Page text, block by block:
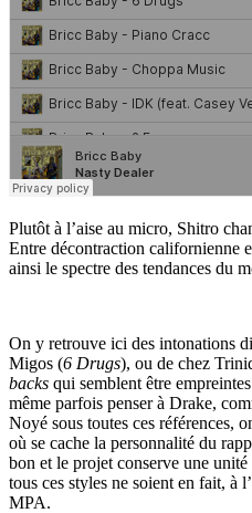
Plutôt à l’aise au micro, Shitro
Entre décontraction californienne
ainsi le spectre des tendances du
On y retrouve ici des intonations
Migos (6 Drugs), ou de chez
backs qui semblent être
même parfois penser à Drake,
Noyé sous toutes ces références,
où se cache la personnalité du
bon et le projet conserve une
tous ces styles ne soient en fait, à
MPA.